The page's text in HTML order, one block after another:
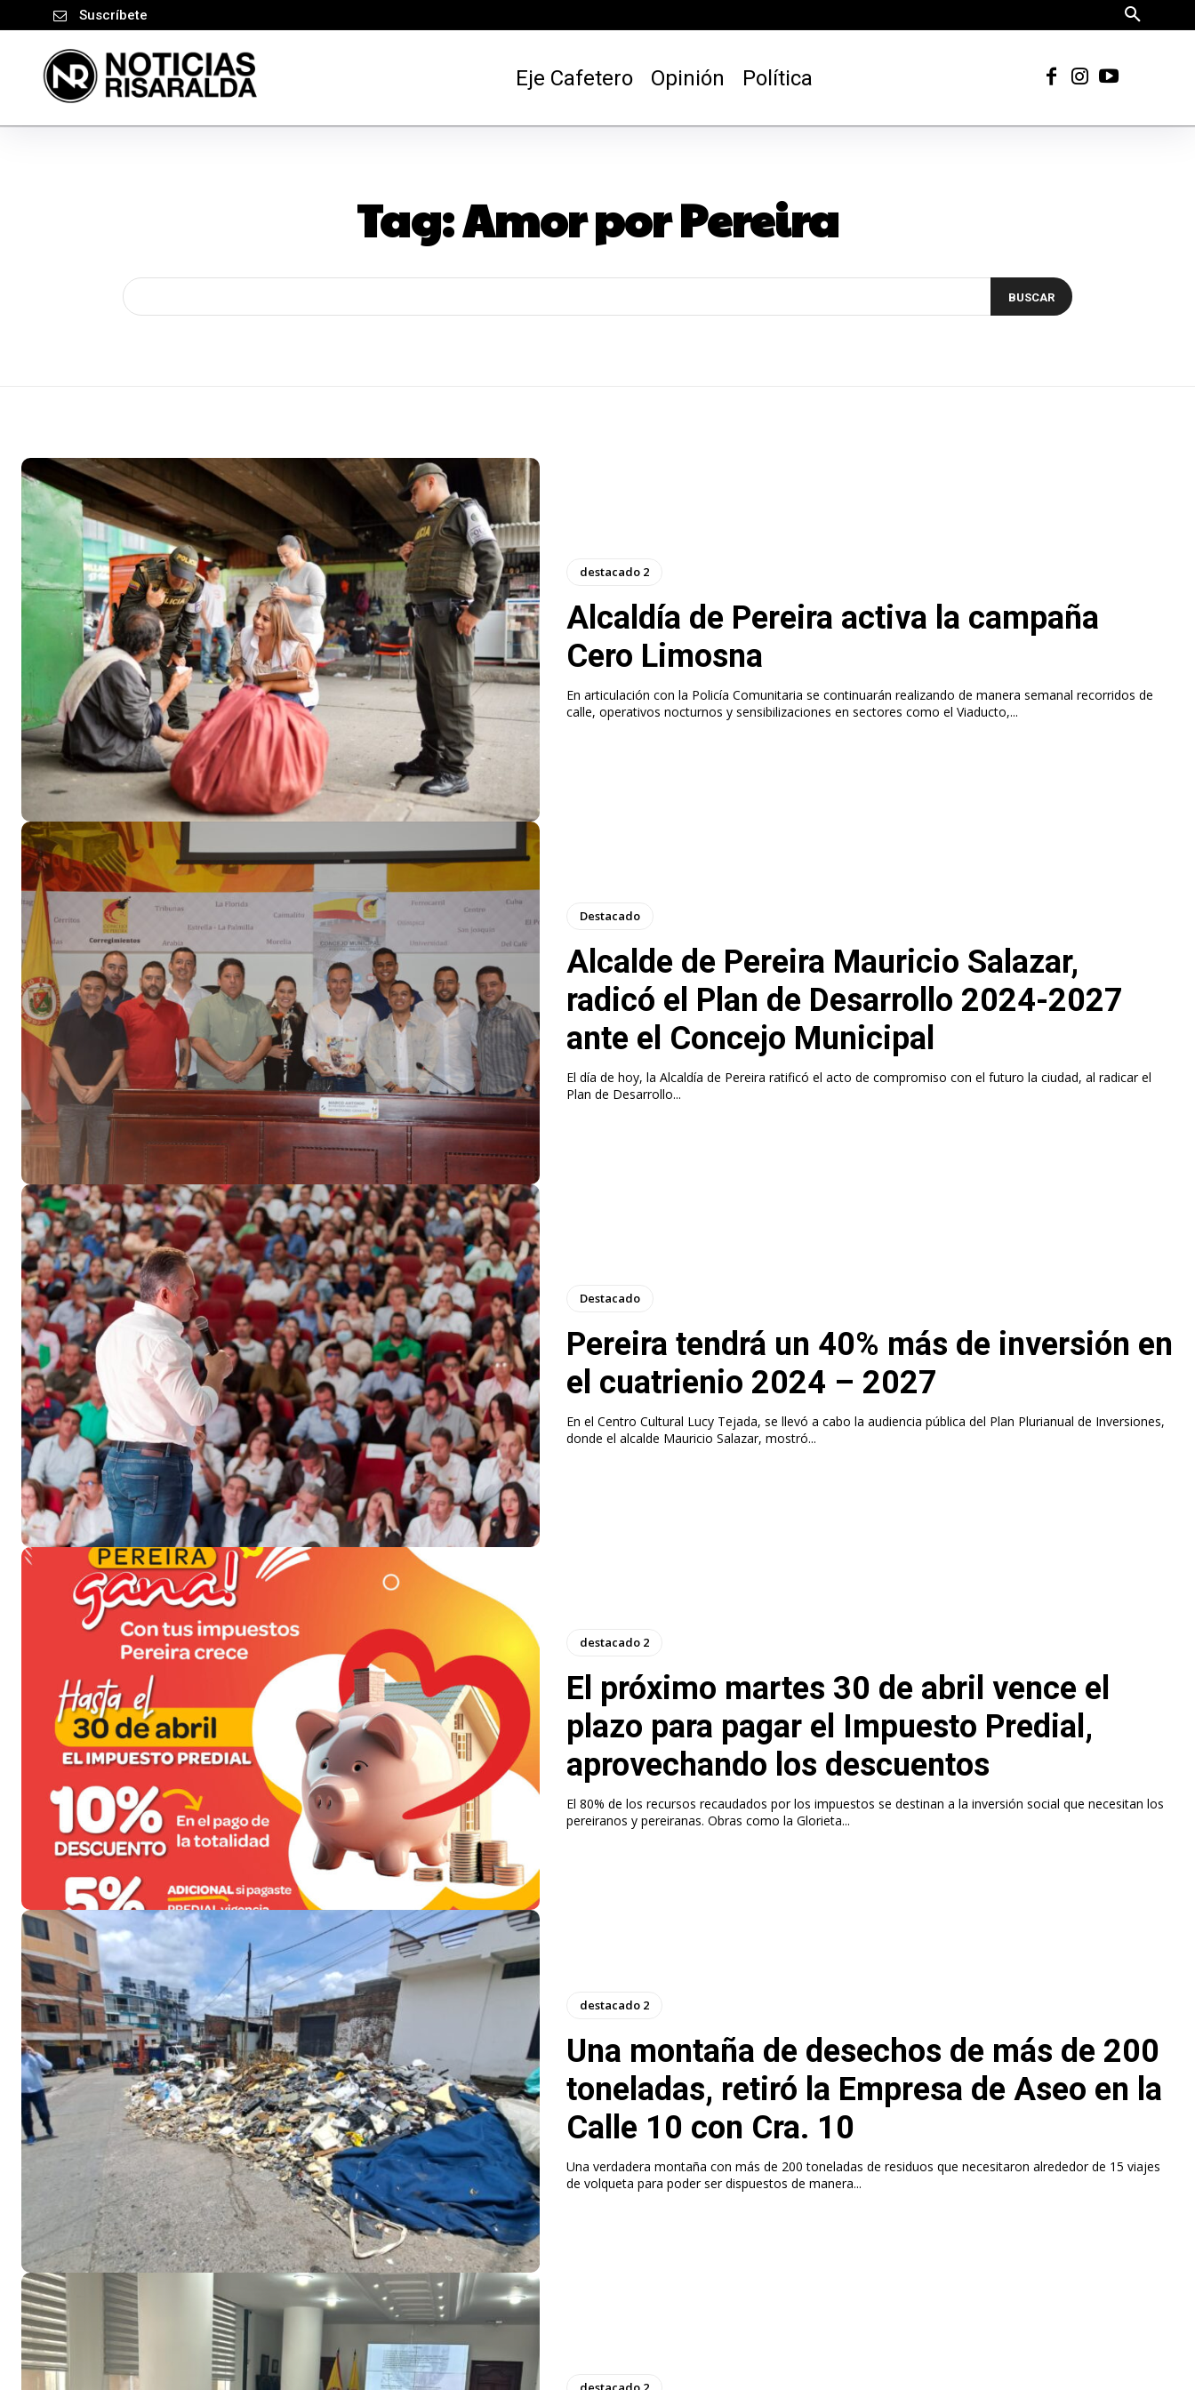
Suscríbete
Eje Cafetero Opinión Política
Tag:Amor por Pereira
BUSCAR
destacado 2
Alcaldía de Pereira activa la campaña
Cero Limosna
En articulación con la Policía Comunitaria se continuarán realizando de manera semanal recorridos de
calle, operativos nocturnos y sensibilizaciones en sectores como el Viaducto,...
Destacado
Alcalde de Pereira Mauricio Salazar,
radicó el Plan de Desarrollo 2024-2027
ante el Concejo Municipal
El día de hoy, la Alcaldía de Pereira ratificó el acto de compromiso con el futuro la ciudad, al radicar el
Plan de Desarrollo...
Destacado
Pereira tendrá un 40% más de inversión en
el cuatrienio 2024 – 2027
En el Centro Cultural Lucy Tejada, se llevó a cabo la audiencia pública del Plan Plurianual de Inversiones,
donde el alcalde Mauricio Salazar, mostró...
destacado 2
El próximo martes 30 de abril vence el
plazo para pagar el Impuesto Predial,
aprovechando los descuentos
El 80% de los recursos recaudados por los impuestos se destinan a la inversión social que necesitan los
pereiranos y pereiranas. Obras como la Glorieta...
destacado 2
Una montaña de desechos de más de 200
toneladas, retiró la Empresa de Aseo en la
Calle 10 con Cra. 10
Una verdadera montaña con más de 200 toneladas de residuos que necesitaron alrededor de 15 viajes
de volqueta para poder ser dispuestos de manera...